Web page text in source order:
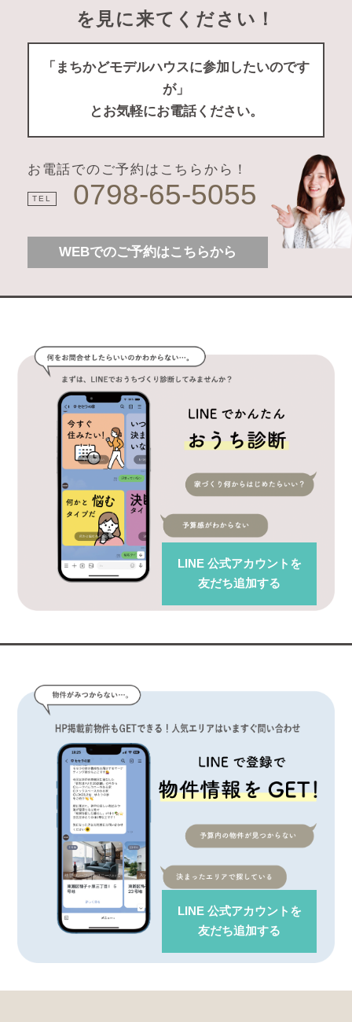
を見に来てください！
「まちかどモデルハウスに参加したいのです
が」
とお気軽にお電話ください。
お電話でのご予約はこちらから！
TEL 0798-65-5055
WEBでのご予約はこちらから
LINE 公式アカウント を
友だち追加する
LINE 公式アカウント を
友だち追加する